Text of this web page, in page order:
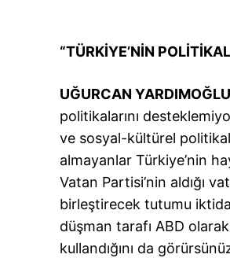
“TÜRKİYE’NİN
UĞURCAN
politikalarını
ve sosyal-kültürel
almayanlar Türkiye’nin
Vatan Partisi’nin aldığı
birleştirecek tutumu
düşman tarafı ABD
kullandığını da